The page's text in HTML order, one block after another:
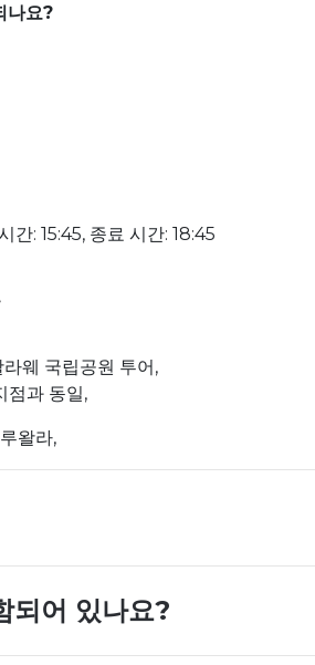
나요?
간: 15:45, 종료 시간: 18:45
라웨 국립공원 투어,
점과 동일,
왈라,
되어 있나요?